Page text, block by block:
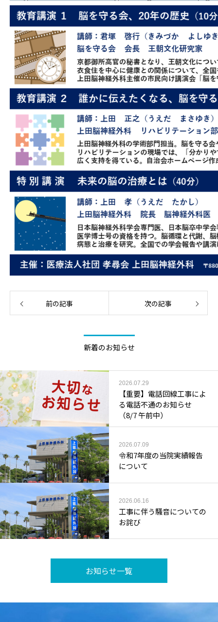
前の記事 次の記事
新着のお知らせ
2026.07.29
【重要】電話回線工事によ
る電話不通のお知らせ
（8/7 午前中）
2026.07.09
令和7年度の当院実績報告
について
2026.06.16
工事に伴う騒音についての
お詫び
お知らせ一覧